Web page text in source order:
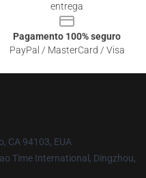
entrega
Pagamento 100% seguro
PayPal / MasterCard / Visa
CA 94103, EUA
Time International, Dingzhou,